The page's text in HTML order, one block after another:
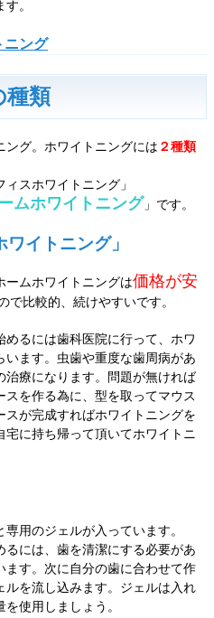
。
ニング
種類
ング。ホワイトニングには ２種類
スホワイトニング」
ムホワイトニング 」です。
イトニング」
ームホワイトニングは価格が安
で比較的、続けやすいです。
るには歯科医院に行って、ホワ
ます。虫歯や重度な歯周病があ
治療になります。問題が無ければ
を作る為に、型を取ってマウス
スが完成すればホワイトニングを
に持ち帰って頂いてホワイトニ
用のジェルが入っています。
るには、歯を清潔にする必要があ
ます。次に自分の歯に合わせて作
ルを流し込みます。ジェルは入れ
使用しましょう。